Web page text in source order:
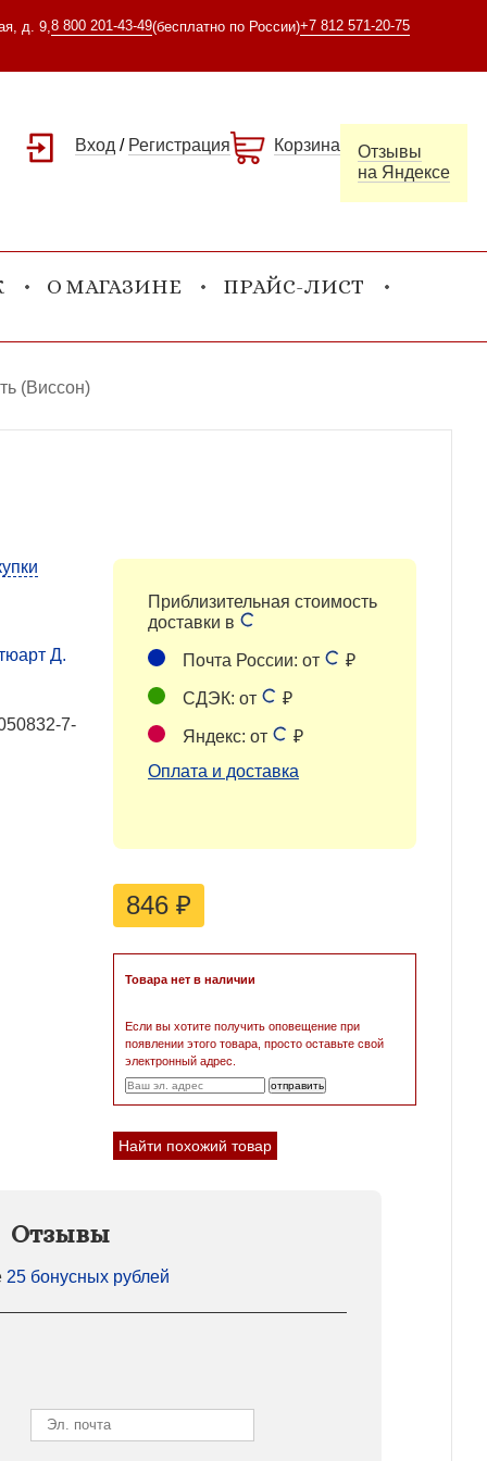
д. 9, 8 800 201-43-49(бесплатно по России)+7 812 571-20-75
Вход / Регистрация Корзина
Отзывы
на Яндексе
О МАГАЗИНЕ ПРАЙС-ЛИСТ
(Виссон)
Д.
7-
Приблизительная стоимость
доставки в
Почта России: от ₽
СДЭК: от ₽
Яндекс: от
₽
Оплата и доставка
846 ₽
Товара нет в наличии
Если вы хотите получить оповещение при
появлении этого товара, просто оставьте свой
электронный адрес.
Найти похожий товар
Отзывы
25 бонусных рублей